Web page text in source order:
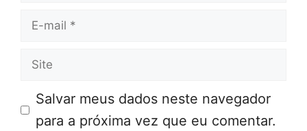
E-
Site
Salvar meus dados neste navegador
para a próxima vez que eu comentar.